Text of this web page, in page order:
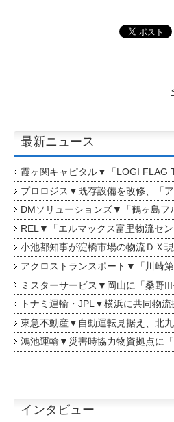
最新ニュース
霞ヶ関キャピタル▼「LOGI FLAG
プロロジス▼既存設備を改修、「
DMソリューションズ▼「鶴ヶ島フ
REL▼「エルマックス富里物流セ
小池都知事が淀橋市場の物流ＤＸ
アクロストランスポート▼「川崎
ミスターサービス▼岡山に「桑野
トナミ運輸・JPL▼横浜に共同物流
東急不動産▼自動運転見据え、北
鴻池運輸▼災害時協力物資拠点に
インタビュー